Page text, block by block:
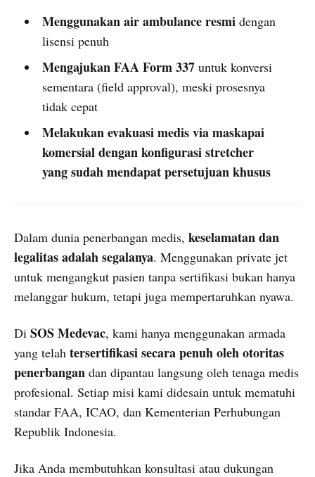
Menggunakan air ambulance resmidengan
lisensi penuh
Mengajukan FAA Form 337untuk konversi
sementara (field approval), meski prosesnya
tidak cepat
Melakukan evakuasi medis via maskapai
komersial dengan konfigurasi stretcher
yang sudah mendapat persetujuan khusus
Dalam dunia penerbangan medis, keselamatan dan
legalitas adalah segalanya. Menggunakan private jet
untuk mengangkut pasien tanpa sertifikasi bukan hanya
melanggar hukum, tetapi juga mempertaruhkan nyawa.
Di SOS Medevac, kami hanya menggunakan armada
yang telah tersertifikasi secara penuh oleh otoritas
penerbangan dan dipantau langsung oleh tenaga medis
profesional. Setiap misi kami didesain untuk mematuhi
standar FAA, ICAO, dan Kementerian Perhubungan
Republik Indonesia.
Jika Anda membutuhkan konsultasi atau dukungan